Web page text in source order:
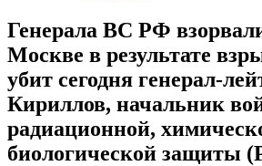
Генерала ВС РФ
Москве в результате
убит сегодня генерал-
Кириллов, начальник
радиационной,
биологической защиты